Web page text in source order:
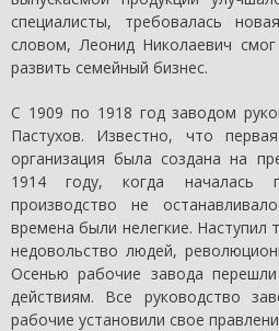
специалисты, требовалась
словом, Леонид Николаевич
развить семейный бизнес.
С 1909 по 1918 год заводом
Пастухов. Известно, что первая
организация была создана на
1914 году, когда началась
производство не
времена были нелегкие. Наступил
недовольство людей,
Осенью рабочие завода
действиям. Все руководство
рабочие установили свое